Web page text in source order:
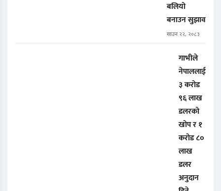
बलियो
बनाउन सुझाव
साउन २२, २०८३
गाभीले
नेपाललाई
३ करोड
९६ लाख
डलरको
खोप र १
करोड ८०
लाख
डलर
अनुदान